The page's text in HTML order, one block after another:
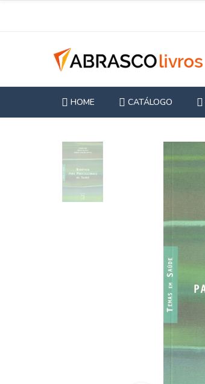
HOME CATÁLOGO